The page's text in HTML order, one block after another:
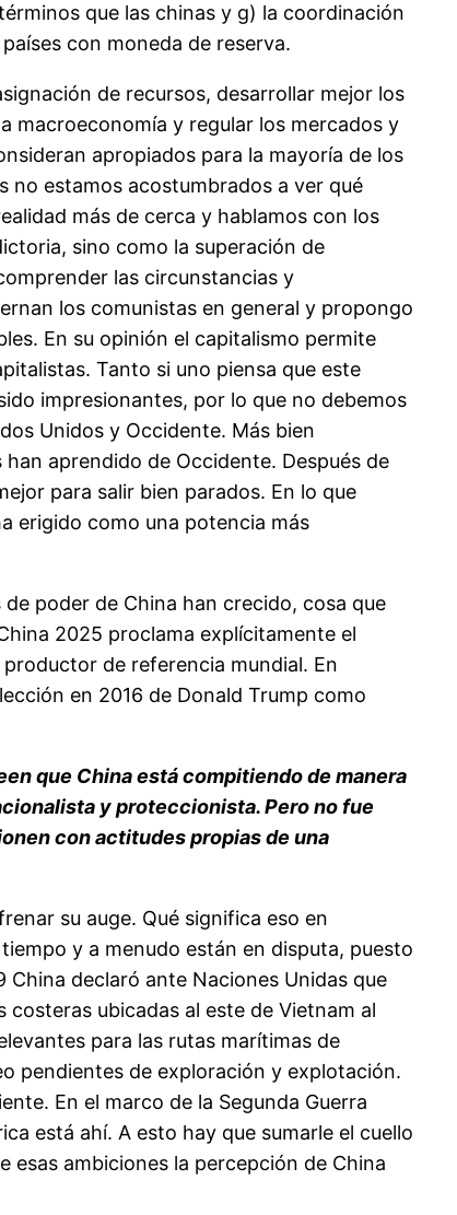
que las chinas y g) la coordinación
con moneda de reserva.
de recursos, desarrollar mejor los
macroeconomía y regular los mercados y
apropiados para la mayoría de los
no estamos acostumbrados a ver qué
más de cerca y hablamos con los
sino como la superación de
las circunstancias y
los comunistas en general y propongo
En su opinión el capitalismo permite
Tanto si uno piensa que este
impresionantes, por lo que no debemos
Unidos y Occidente. Más bien
aprendido de Occidente. Después de
para salir bien parados. En lo que
erigido como una potencia más
poder de China han crecido, cosa que
2025 proclama explícitamente el
de referencia mundial. En
en 2016 de Donald Trump como
que China está compitiendo de manera
y proteccionista. Pero no fue
con actitudes propias de una
su auge. Qué significa eso en
y a menudo están en disputa, puesto
declaró ante Naciones Unidas que
costeras ubicadas al este de Vietnam al
para las rutas marítimas de
pendientes de exploración y explotación.
En el marco de la Segunda Guerra
está ahí. A esto hay que sumarle el cuello
ambiciones la percepción de China